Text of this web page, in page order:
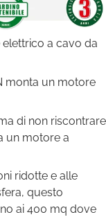
elettrico a cavo da
monta un motore
di non riscontrare
un motore a
ridotte e alle
questo
ai 400 mq dove